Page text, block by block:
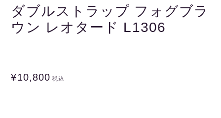
ダブルストラップ フォグブラ
ウン レオタード L1306
¥10,800 税込